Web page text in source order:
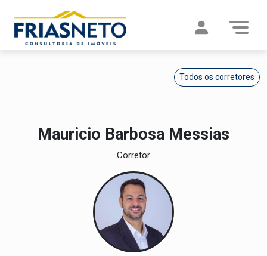
Todos os corretores
Mauricio Barbosa Messias
Corretor